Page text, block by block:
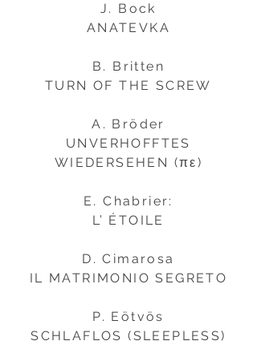
J. Bock
ANATEVKA
B. Britten
TURN OF THE SCREW
A. Bröder
UNVERHOFFTES
WIEDERSEHEN (πε)
E. Chabrier:
L’ ÉTOILE
D. Cimarosa
IL MATRIMONIO SEGRETO
P. Eötvös
SCHLAFLOS (SLEEPLESS)